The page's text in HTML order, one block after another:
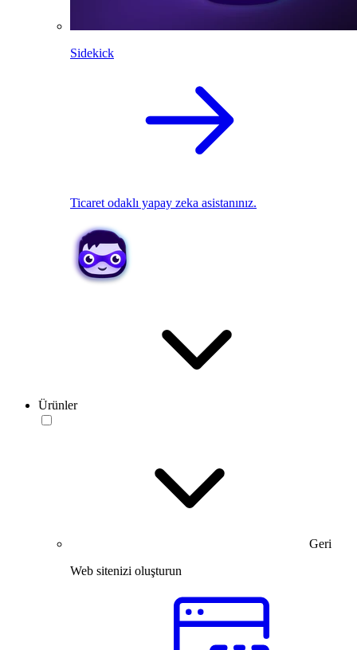
Sidekick
Ticaret odaklı yapay zeka asistanınız.
Ürünler
Geri
Web sitenizi oluşturun